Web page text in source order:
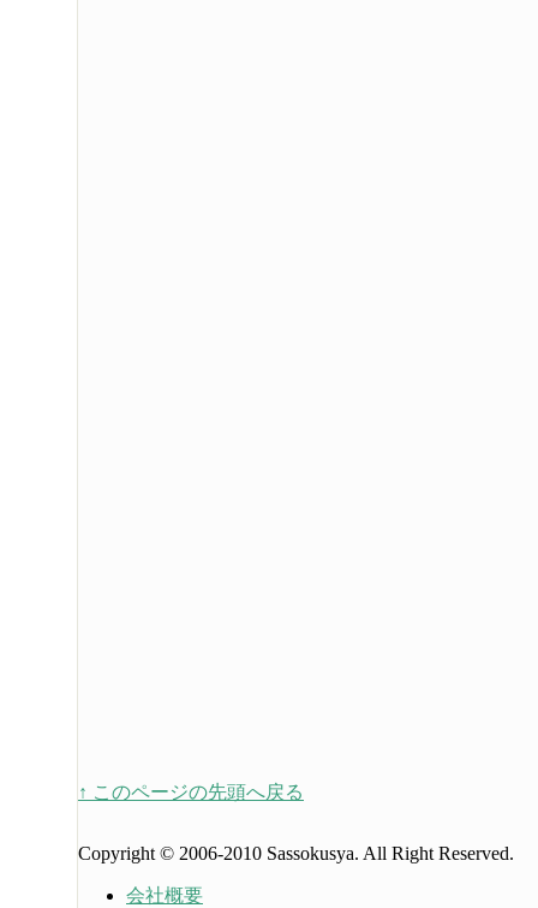
↑ このページの先頭へ戻る
Copyright © 2006-2010 Sassokusya. All Right Reserved.
会社概要